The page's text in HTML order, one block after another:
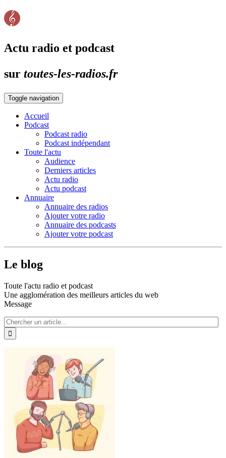
Actu radio et podcast
sur toutes-les-radios.fr
Toggle navigation
Accueil
Podcast
Podcast radio
Podcast indépendant
Toute l'actu
Audience
Derniers articles
Actu radio
Actu podcast
Annuaire
Annuaire des radios
Ajouter votre radio
Annuaire des podcasts
Ajouter votre podcast
Le blog
Toute l'actu radio et podcast
Une agglomération des meilleurs articles du web
Message